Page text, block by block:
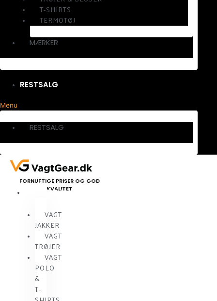
T-SHIRTS
TERMOTØJ
MÆRKER
RESTSALG
Menu
RESTSALG
FORNUFTIGE PRISER OG GOD
KVALITET
VAGTTØJ
VAGT
JAKKER
VAGT
TRØJER
VAGT
POLO
&
T-